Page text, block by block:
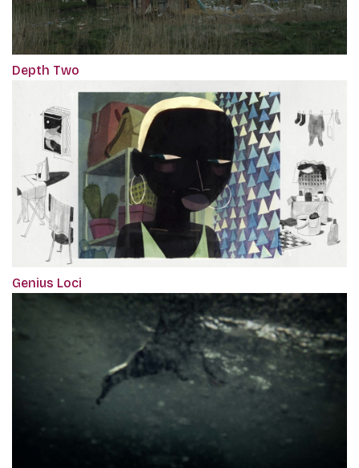
Depth Two
Genius Loci